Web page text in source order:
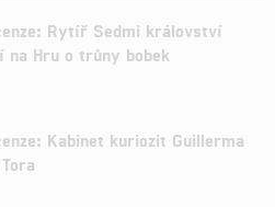
Rytíř Sedmi království
na Hru o trůny bobek
Kabinet kuriozit Guillerma